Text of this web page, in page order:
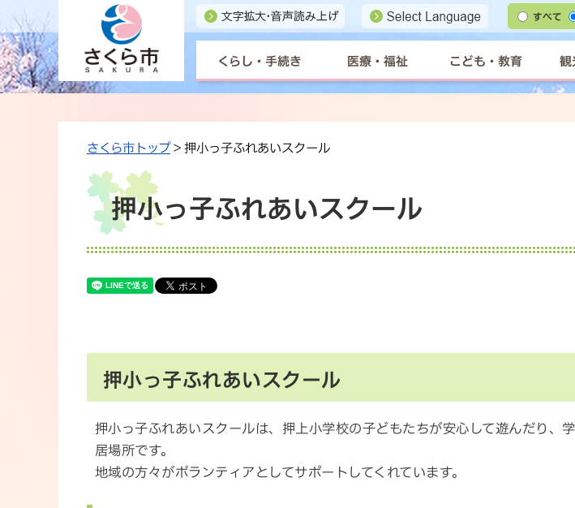
すべて
くらし・手続き 医療・福祉 こども・教育 観
さくら市トップ> 押小っ子ふれあいスクール
押小っ子ふれあいスクール
押小っ子ふれあいスクール
押小っ子ふれあいスクールは、押上小学校の子どもたちが安心して遊んだり、
居場所です。
地域の方々がボランティアとしてサポートしてくれています。